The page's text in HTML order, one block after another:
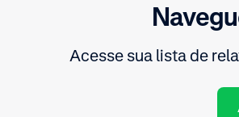
Acesse sua lista de